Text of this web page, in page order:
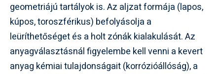
geometriájú tartályok is. Az aljzat formája (lapos,
kúpos, toroszférikus) befolyásolja a
leüríthetőséget és a holt zónák kialakulását. Az
anyagválasztásnál figyelembe kell venni a kevert
anyag kémiai tulajdonságait (korrózióállóság), a